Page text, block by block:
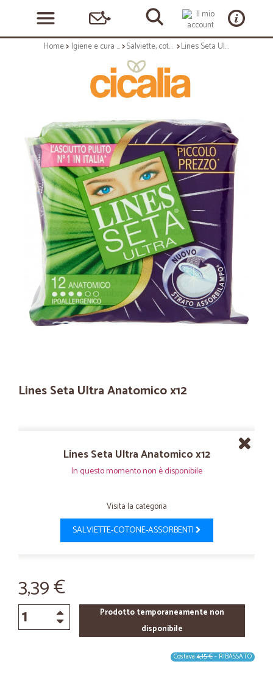
Home Igiene e cura personale Salviette, cotone e assorbenti Lines Seta Ultra Anatomico x12
Lines Seta Ultra Anatomico x12
Lines Seta Ultra Anatomico x12
In questo momento non è disponibile
Visita la categoria
SALVIETTE-COTONE-ASSORBENTI
3,39 €
Prodotto temporaneamente non
disponibile
Costava4,15 €- RIBASSATO